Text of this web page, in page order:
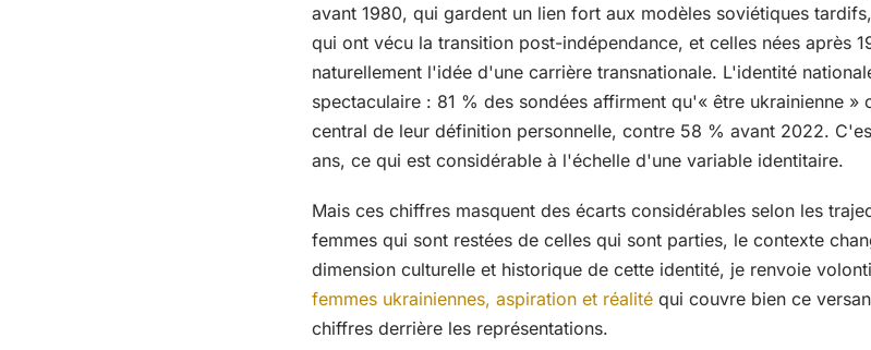
avant 1980, qui gardent un lien fort aux modèles soviétiques
qui ont vécu la transition post-indépendance, et celles nées après
naturellement l'idée d'une carrière transnationale. L'identité
spectaculaire : 81 % des sondées affirment qu'« être ukrainienne »
central de leur définition personnelle, contre 58 % avant 2022.
ans, ce qui est considérable à l'échelle d'une variable identitaire.
Mais ces chiffres masquent des écarts considérables selon les
femmes qui sont restées de celles qui sont parties, le contexte
dimension culturelle et historique de cette identité, je renvoie
femmes ukrainiennes, aspiration et réalité qui couvre bien ce
chiffres derrière les représentations.